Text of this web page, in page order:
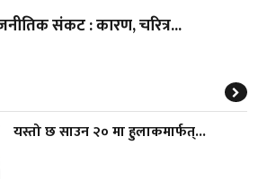
संकट : कारण, चरित्र...
यस्तो छ साउन २० मा हुलाकमार्फत्...